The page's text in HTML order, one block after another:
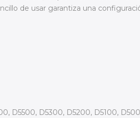
de usar garantiza una
D5500, D5300, D5200, D5100,